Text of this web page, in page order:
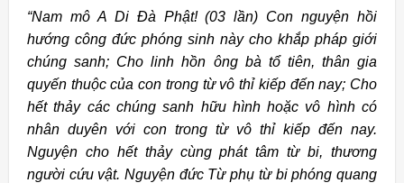
“Nam mô A Di Đà Phật! (03 lần) Con nguyện hồi
hướng công đức phóng sinh này cho khắp pháp giới
chúng sanh; Cho linh hồn ông bà tổ tiên, thân gia
quyến thuộc của con trong từ vô thỉ kiếp đến nay; Cho
hết thảy các chúng sanh hữu hình hoặc vô hình có
nhân duyên với con trong từ vô thỉ kiếp đến nay.
Nguyện cho hết thảy cùng phát tâm từ bi, thương
người cứu vật. Nguyện đức Từ phụ từ bi phóng quang